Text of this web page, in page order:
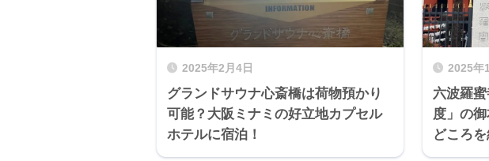
2025年2月4日
グランドサウナ心斎橋は荷物預かり
可能？大阪ミナミの好立地カプセル
ホテルに宿泊！
2025年
六波羅
度」の
どころ